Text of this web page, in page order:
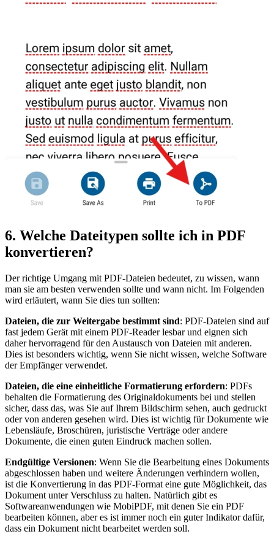
6. Welche Dateitypen sollte ich in PDF
konvertieren?
Der richtige Umgang mit PDF-Dateien bedeutet, zu wissen, wann
man sie am besten verwenden sollte und wann nicht. Im Folgenden
wird erläutert, wann Sie dies tun sollten:
Dateien, die zur Weitergabe bestimmt sind: PDF-Dateien sind auf
fast jedem Gerät mit einem PDF-Reader lesbar und eignen sich
daher hervorragend für den Austausch von Dateien mit anderen.
Dies ist besonders wichtig, wenn Sie nicht wissen, welche Software
der Empfänger verwendet.
Dateien, die eine einheitliche Formatierung erfordern: PDFs
behalten die Formatierung des Originaldokuments bei und stellen
sicher, dass das, was Sie auf Ihrem Bildschirm sehen, auch gedruckt
oder von anderen gesehen wird. Dies ist wichtig für Dokumente wie
Lebensläufe, Broschüren, juristische Verträge oder andere
Dokumente, die einen guten Eindruck machen sollen.
Endgültige Versionen: Wenn Sie die Bearbeitung eines Dokuments
abgeschlossen haben und weitere Änderungen verhindern wollen,
ist die Konvertierung in das PDF-Format eine gute Möglichkeit, das
Dokument unter Verschluss zu halten. Natürlich gibt es
Softwareanwendungen wie MobiPDF, mit denen Sie ein PDF
bearbeiten können, aber es ist immer noch ein guter Indikator dafür,
dass ein Dokument nicht bearbeitet werden soll.